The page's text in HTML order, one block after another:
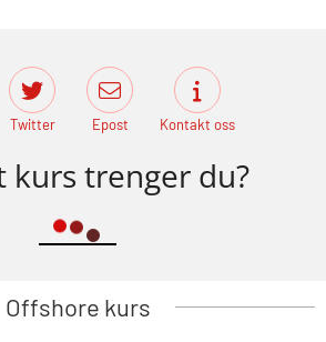
Twitter Epost Kontakt oss
kurs trenger du?
Offshore kurs